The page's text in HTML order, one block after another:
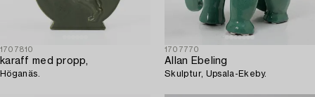
1707810
karaff med propp,
Höganäs.
1707770
Allan Ebeling
Skulptur, Upsala-Ekeby.